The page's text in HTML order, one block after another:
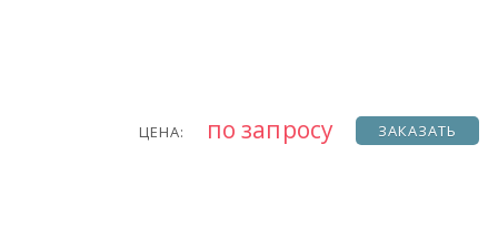
ЦЕНА: по запросу ЗАКАЗАТЬ